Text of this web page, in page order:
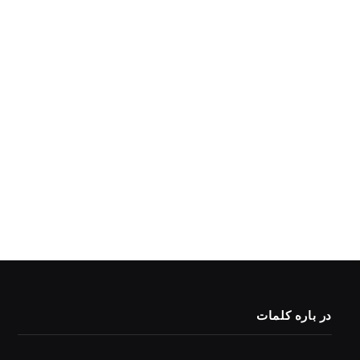
در باره کلمات